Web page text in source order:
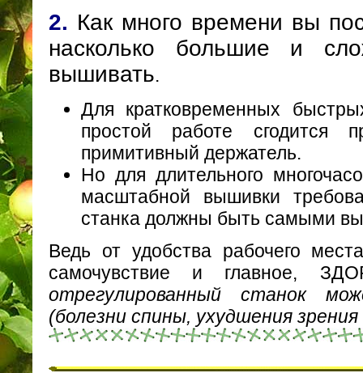
2. Как много времени вы
насколько большие и
вышивать.
Для кратковременных
простой работе сгодится
примитивный держатель.
Но для длительного
масштабной вышивки
станка должны быть самыми
Ведь от удобства рабочего
самочувствие и главное,
отрегулированный станок
(болезни спины, ухудшения